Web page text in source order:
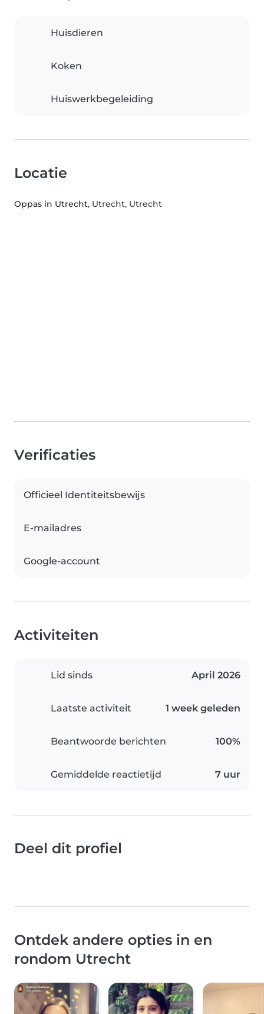
Huisdieren
Koken
Huiswerkbegeleiding
Locatie
Oppas in Utrecht, Utrecht, Utrecht
Verificaties
Officieel Identiteitsbewijs
E-mailadres
Google-account
Activiteiten
Lid sinds April 2026
Laatste activiteit 1 week geleden
Beantwoorde berichten 100%
Gemiddelde reactietijd 7 uur
Deel dit profiel
Ontdek andere opties in en
rondom Utrecht